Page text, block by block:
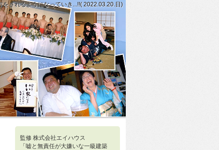
されるようになっていき...!!( 2022.03.20.日)
ら、自分の熱意とほかの方への愛情の心をもって私は立ち向かうこ
監修 株式会社エイハウス
「嘘と無責任が大嫌いな一級建築